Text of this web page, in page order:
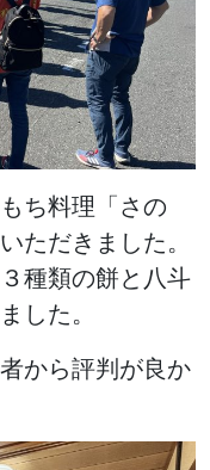
ち料理「さの
ただきました。
種類の餅と八斗
した。
から評判が良か